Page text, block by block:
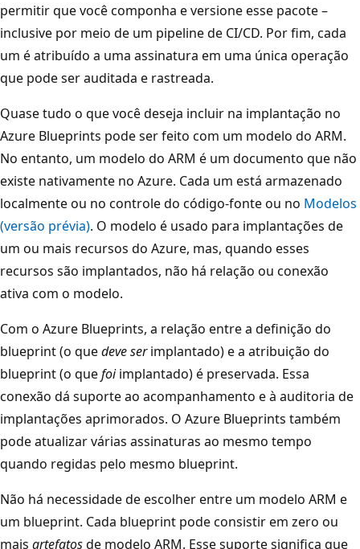
permitir que você componha e versione esse pacote –
inclusive por meio de um pipeline de CI/CD. Por fim, cada
um é atribuído a uma assinatura em uma única operação
que pode ser auditada e rastreada.
Quase tudo o que você deseja incluir na implantação no
Azure Blueprints pode ser feito com um modelo do ARM.
No entanto, um modelo do ARM é um documento que não
existe nativamente no Azure. Cada um está armazenado
localmente ou no controle do código-fonte ou no Modelos
(versão prévia). O modelo é usado para implantações de
um ou mais recursos do Azure, mas, quando esses
recursos são implantados, não há relação ou conexão
ativa com o modelo.
Com o Azure Blueprints, a relação entre a definição do
blueprint (o quedeve serimplantado) e a atribuição do
blueprint (o quefoiimplantado) é preservada. Essa
conexão dá suporte ao acompanhamento e à auditoria de
implantações aprimorados. O Azure Blueprints também
pode atualizar várias assinaturas ao mesmo tempo
quando regidas pelo mesmo blueprint.
Não há necessidade de escolher entre um modelo ARM e
um blueprint. Cada blueprint pode consistir em zero ou
mais artefatosde modelo ARM. Esse suporte significa que